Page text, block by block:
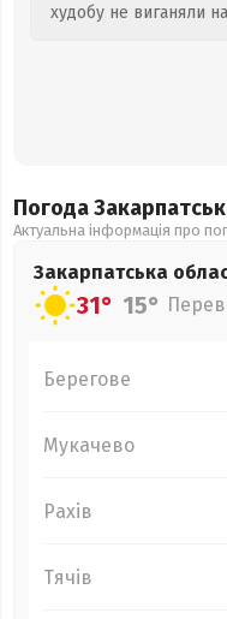
худобу не виганяли
Погода
Актуальна інформація про
Закарпатська
31° 15°
Берегове
Мукачево
Рахів
Тячів